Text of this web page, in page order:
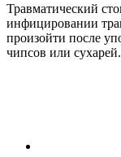
Травматический
инфицировании
произойти после
чипсов или сухарей.